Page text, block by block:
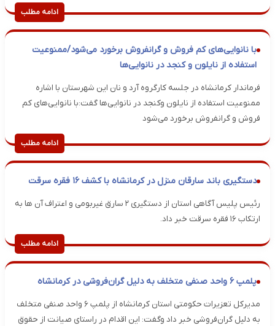
ادامه مطلب
با نانوایی‌های کم فروش و گرانفروش برخورد می‌شود/ممنوعیت
استفاده از نایلون و کنجد در نانوایی‌ها
فرماندار کرمانشاه در جلسه کارگروه آرد و نان این شهرستان با اشاره
ممنوعیت استفاده از نایلون و‌کنجد در نانوایی‌ها گفت:با نانوایی‌های کم
فروش و گرانفروش برخورد می‌شود
ادامه مطلب
دستگیری باند سارقان منزل در کرمانشاه با کشف ۱۶ فقره سرقت
رئیس پلیس آگاهی استان از دستگیری ۲ سارق غیربومی و اعتراف آن ها به
ارتکاب ۱۶ فقره سرقت خبر داد.
ادامه مطلب
پلمپ ۶ واحد صنفی متخلف به دلیل گران‌فروشی در کرمانشاه
مدیرکل تعزیرات حکومتی استان کرمانشاه از پلمپ ۶ واحد صنفی متخلف
به دلیل گران‌فروشی خبر داد وگفت: این اقدام در راستای صیانت از حقوق